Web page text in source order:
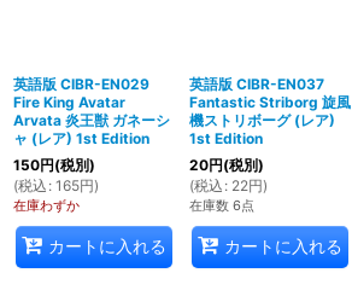
英語版 CIBR-EN029
Fire King Avatar
Arvata 炎王獣 ガネーシ
ャ (レア) 1st Edition
150円(税別)
(税込 : 165円)
在庫わずか
カートに入れる
英語版 CIBR-EN037
Fantastic Striborg 旋風
機ストリボーグ (レア)
1st Edition
20円(税別)
(税込 : 22円)
在庫数 6点
カートに入れる